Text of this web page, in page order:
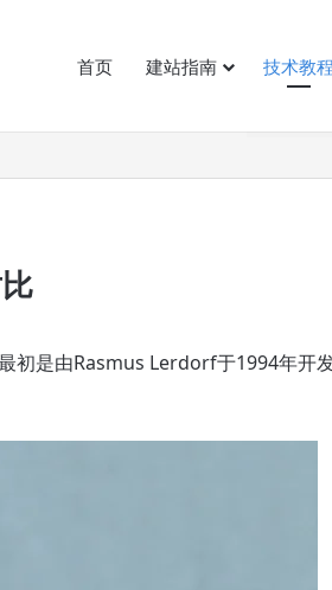
首页 建站指南 技术教
初是由Rasmus Lerdorf于1994年开